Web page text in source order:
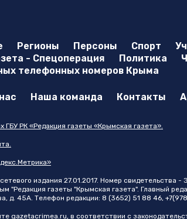
Регионы Персоны Спорт
- Спецоперация Политика
телефонных номеров Крыма
Наша команда Контакты
РК «Редакция газеты «Крымская газета».
издания 27.01.2017. Номер
газеты "Крымская газета". Главный
д. 45А. Телефон редакции: 8 (3652) 51 88 46,
gazetacrimea.ru, в соответствии с